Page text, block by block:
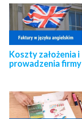
Koszty założenia i
prowadzenia firmy